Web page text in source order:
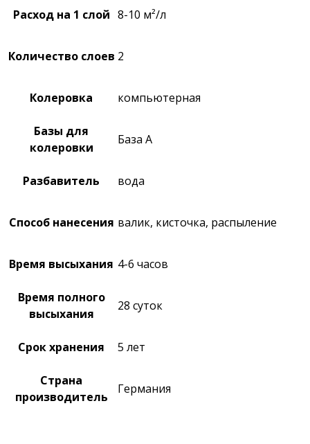
Расход на 1 слой 8-10 м²/л
Количество слоев 2
Колеровка компьютерная
Базы для
колеровки
База A
Разбавитель вода
Способ нанесения валик, кисточка, распыление
Время высыхания 4-6 часов
Время полного
высыхания
28 суток
Срок хранения 5 лет
Страна
производитель
Германия